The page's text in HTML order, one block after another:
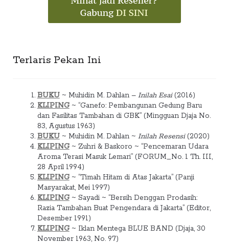
Terlaris Pekan Ini
BUKU~ Muhidin M. Dahlan – Inilah Esai(2016)
KLIPING~ “Ganefo: Pembangunan Gedung Baru
dan Fasilitas Tambahan di GBK” (Mingguan Djaja No.
83, Agustus 1963)
BUKU~ Muhidin M. Dahlan ~ Inilah Resensi(2020)
KLIPING~ Zuhri & Baskoro ~ “Pencemaran Udara
Aroma Terasi Masuk Lemari” (FORUM_No. 1 Th. III,
28 April 1994)
KLIPING~ “Timah Hitam di Atas Jakarta” (Panji
Masyarakat, Mei 1997)
KLIPING~ Sayadi ~ “Bersih Denggan Prodasih:
Razia Tambahan Buat Pengendara di Jakarta” (Editor,
Desember 1991)
KLIPING~ Iklan Mentega BLUE BAND (Djaja, 30
November 1963, No. 97)